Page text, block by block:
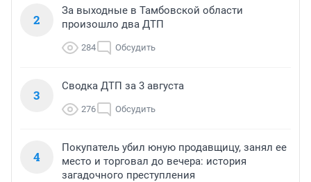
2
За выходные в Тамбовской области
произошло два ДТП
284 Обсудить
3
Сводка ДТП за 3 августа
276 Обсудить
4
Покупатель убил юную продавщицу, занял ее
место и торговал до вечера: история
загадочного преступления